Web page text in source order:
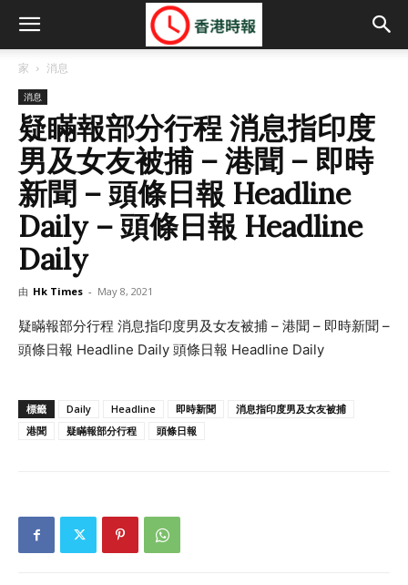
家 消息
消息
疑瞞報部分行程 消息指印度
男及女友被捕 – 港聞 – 即時
新聞 – 頭條日報 Headline
Daily – 頭條日報 Headline
Daily
由 Hk Times - May 8, 2021
疑瞞報部分行程 消息指印度男及女友被捕 – 港聞 – 即時新聞 –
頭條日報 Headline Daily 頭條日報 Headline Daily
標籤 Daily Headline 即時新聞
消息指印度男及女友被捕
港聞
疑瞞報部分行程 頭條日報